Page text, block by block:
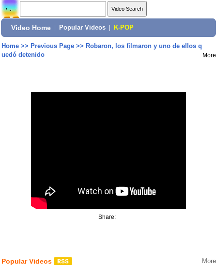
Video Home Popular Videos K-POP
Home>> Previous Page>> Robaron, los filmaron y uno de ellos q
uedó detenido
More
Share:
Popular Videos More